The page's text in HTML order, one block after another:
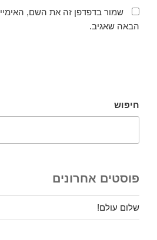
שמור בדפדפן זה את השם,
הבאה שאגיב.
חיפוש
פוסטים אחרונים
שלום עולם!